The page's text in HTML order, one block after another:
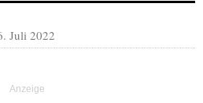
Juli 2022